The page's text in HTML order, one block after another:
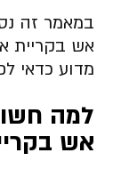
במאמר זה
אש בקריית
מדוע כדאי
למה
אש